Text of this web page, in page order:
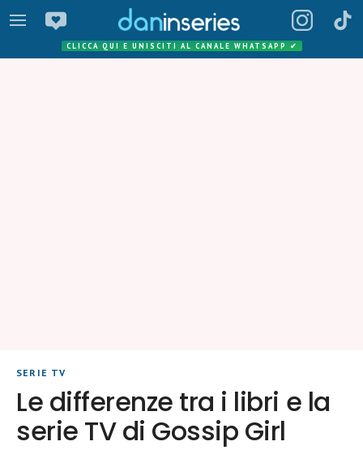
CLICCA QUI E UNISCITI AL CANALE WHATSAPP ✔
SERIE TV
Le differenze tra i libri e la
serie TV di Gossip Girl